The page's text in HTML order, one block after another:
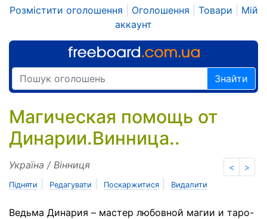
Розмістити оголошення Оголошення Товари
Мій
аккаунт
Знайти
Магическая помощь от
Динарии.Винница..
< >
Україна / Вінниця
Підняти Редагувати Поскаржитися Видалити
Ведьма Динария – мастер любовной магии и таро-